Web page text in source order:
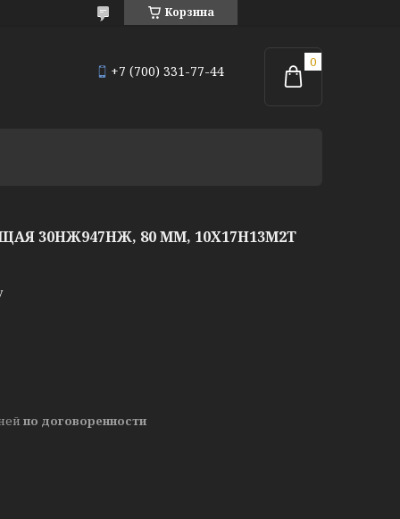
Корзина
+7 (700) 331-77-44
30НЖ947НЖ, 80 ММ, 10Х17Н13М2Т
по договоренности